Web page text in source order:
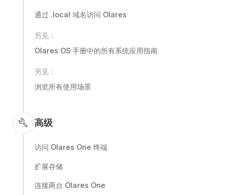
通过 .local 域名访问 Olares
另见：
Olares OS 手册中的所有系统应用指南
另见：
浏览所有使用场景
build 高级
访问 Olares One 终端
扩展存储
连接两台 Olares One